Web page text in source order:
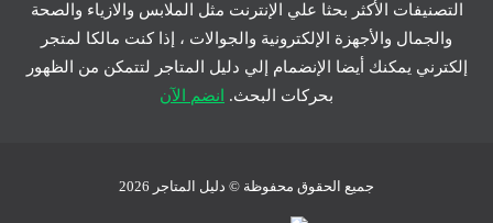
التصنيفات الأكثر بحثا علي الإنترنت مثل الملابس والازياء والصحة
والجمال والأجهزة الإلكترونية والجوالات ، إذا كنت مالكا لمتجر
إلكترني يمكنك أيضا الإنضمام إلي دليل المتاجر لتتمكن من الظهور
بحركات البحث.
انضم الآن
جميع الحقوق محفوظة © دليل المتاجر 2026